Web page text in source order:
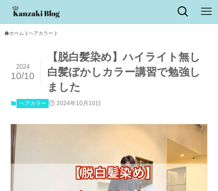
ホーム ヘアカラー
【脱白髪染め】ハイライト無し
白髪ぼかしカラー講習で勉強し
ました
2024
10/10
ヘアカラー 2024年10月10日